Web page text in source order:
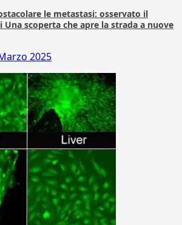
le metastasi: osservato il
scoperta che apre la strada a nuove
2025